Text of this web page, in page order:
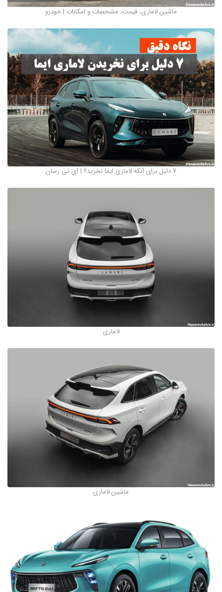
ماشین لاماری، قیمت، مشخصات و امکانات | خودرو
7 دلیل برای آنکه لاماری ایما نخرید!! | آی‌ تی‌ رسان
لاماری
ماشین لاماری